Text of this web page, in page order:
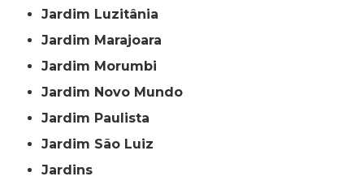
Jardim Luzitânia
Jardim Marajoara
Jardim Morumbi
Jardim Novo Mundo
Jardim Paulista
Jardim São Luiz
Jardins